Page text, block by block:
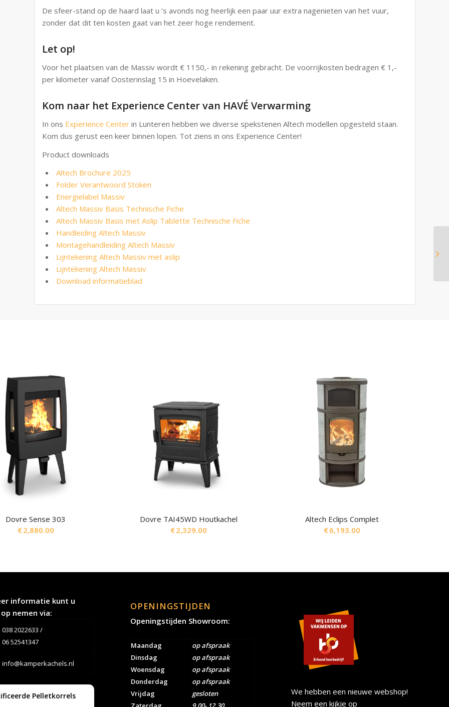
De sfeer-stand op de haard laat u ’s avonds nog heerlijk een paar uur extra nagenieten van het vuur,
zonder dat dit ten kosten gaat van het zeer hoge rendement.
Let op!
Voor het plaatsen van de Massiv wordt € 1150,- in rekening gebracht. De voorrijkosten bedragen € 1,-
per kilometer vanaf Oosterinslag 15 in Hoevelaken.
Kom naar het Experience Center van HAVÉ Verwarming
In ons Experience Center in Lunteren hebben we diverse spekstenen Altech modellen opgesteld staan.
Kom dus gerust een keer binnen lopen. Tot ziens in ons Experience Center!
Product downloads
Altech Brochure 2025
Folder Verantwoord Stoken
Energielabel Massiv
Altech Massiv Basis Technische Fiche
Altech Massiv Basis met Aslip Tablette Technische Fiche
Handleiding Altech Massiv
Montagehandleiding Altech Massiv
Lijntekening Altech Massiv met aslip
Lijntekening Altech Massiv
Download informatieblad
Dovre Sense 303
€2,880.00
Dovre TAI45WD Houtkachel
€2,329.00
Altech Eclips Complet
€6,193.00
informatie kunt u
nemen via:
038 2022633 /
06 52541347
info@kamperkachels.nl
Pelletkorrels
OPENINGSTIJDEN
Openingstijden Showroom:
Maandag
Dinsdag
Woensdag
Donderdag
Vrijdag
op afspraak
op afspraak
op afspraak
op afspraak
gesloten
We hebben een nieuwe webshop!
Neem een kijkje op